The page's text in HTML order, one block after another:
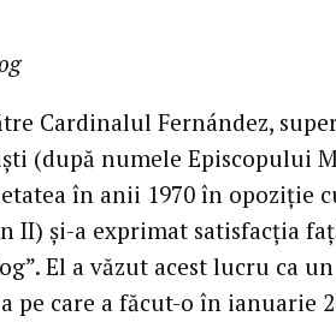
Cardinalul Fernández,
(după numele Episcopului
în anii 1970 în opoziție
II) și-a exprimat satisfacția
El a văzut acest lucru ca
pe care a făcut-o în ianuarie